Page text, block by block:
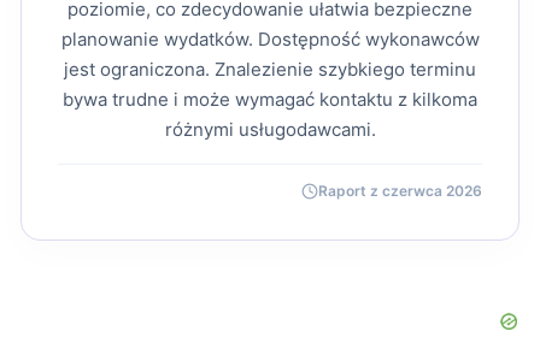
poziomie, co zdecydowanie ułatwia bezpieczne
planowanie wydatków. Dostępność wykonawców
jest ograniczona. Znalezienie szybkiego terminu
bywa trudne i może wymagać kontaktu z kilkoma
różnymi usługodawcami.
Raport z czerwca 2026